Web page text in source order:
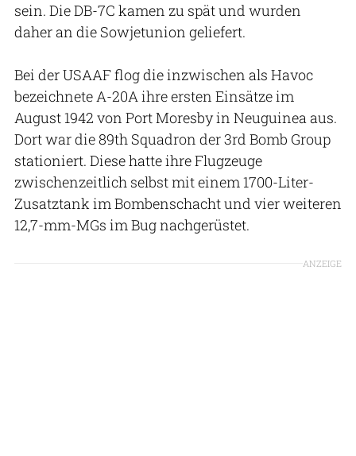
sein. Die DB-7C kamen zu spät und wurden
daher an die Sowjetunion geliefert.
Bei der USAAF flog die inzwischen als Havoc
bezeichnete A-20A ihre ersten Einsätze im
August 1942 von Port Moresby in Neuguinea aus.
Dort war die 89th Squadron der 3rd Bomb Group
stationiert. Diese hatte ihre Flugzeuge
zwischenzeitlich selbst mit einem 1700-Liter-
Zusatztank im Bombenschacht und vier weiteren
12,7-mm-MGs im Bug nachgerüstet.
ANZEIGE